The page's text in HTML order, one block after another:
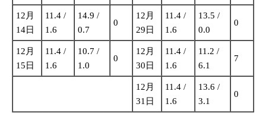
12月
14日
11.4 /
1.6
14.9 /
0.7
0
12月
29日
11.4 /
1.6
13.5 /
0.0
0
12月
15日
11.4 /
1.6
10.7 /
1.0
0
12月
30日
11.4 /
1.6
11.2 /
6.1
7
12月
31日
11.4 /
1.6
13.6 /
3.1
0